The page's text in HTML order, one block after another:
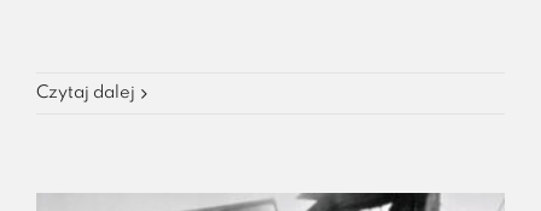
Czytaj dalej